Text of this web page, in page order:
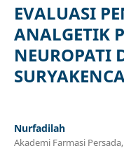
EVALUASI
ANALGETIK
NEUROPATI
Nurfadilah
Akademi Farmasi